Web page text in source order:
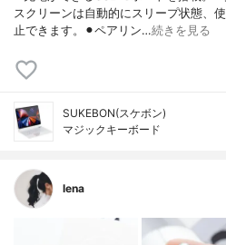
スクリーンは自動的にスリープ状態、
止できます。⚫︎ペアリン…続きを見る
SUKEBON(スケボン)
マジックキーボード
lena